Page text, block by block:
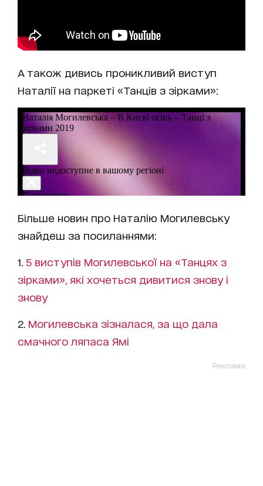
А також дивись проникливий виступ
Наталії на паркеті «Танців з зірками»:
Більше новин про Наталію Могилевську
знайдеш за посиланнями:
1. 5 виступів Могилевської на «Танцях з
зірками», які хочеться дивитися знову і
знову
2. Могилевська зізналася, за що дала
смачного ляпаса Ямі
Реклама